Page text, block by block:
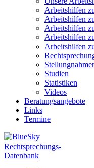
Arbeitshilfen
Arbeitshilfen
Arbeitshilfen
Arbeitshilfen
Arbeitshilfen
Studien
Statistiken
Videos
Beratungsangebote
Links
Termine
Rechtsprechungs-
Datenbank